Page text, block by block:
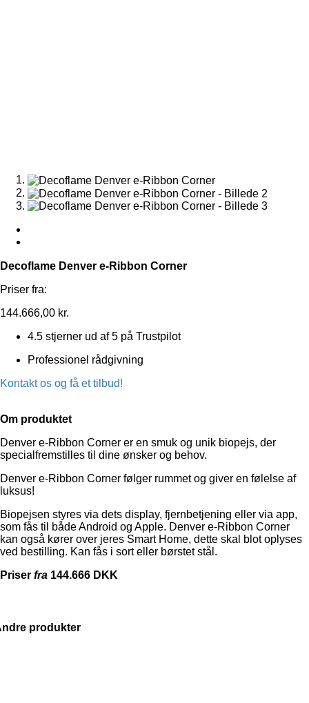
Decoflame Denver e-Ribbon Corner
Priser fra:
144.666,00 kr.
4.5 stjerner ud af 5 på Trustpilot
Professionel rådgivning
Kontakt os og få et tilbud!
Om produktet
Denver e-Ribbon Corner er en smuk og unik biopejs, der
specialfremstilles til dine ønsker og behov.
Denver e-Ribbon Corner følger rummet og giver en følelse af
luksus!
Biopejsen styres via dets display, fjernbetjening eller via app,
som fås til både Android og Apple. Denver e-Ribbon Corner
kan også kører over jeres Smart Home, dette skal blot oplyses
ved bestilling. Kan fås i sort eller børstet stål.
Priser fra 144.666 DKK
produkter